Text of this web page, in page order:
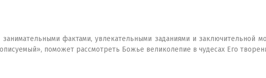
фактами, увлекательными заданиями и заключительной
поможет рассмотреть Божье великолепие в чудесах Его